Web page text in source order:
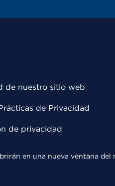
de nuestro sitio web
de Privacidad
de privacidad
en una nueva ventana del